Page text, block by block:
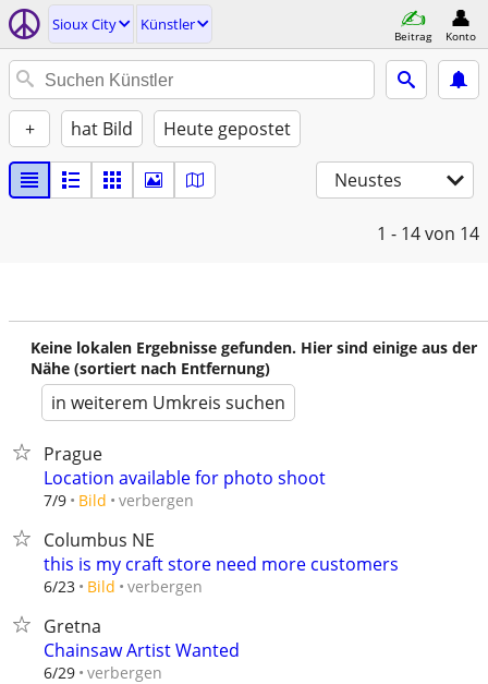
Sioux City Künstler
Beitrag Konto
+ hat Bild Heute gepostet
Neustes
1 - 14von 14
Keine lokalen Ergebnisse gefunden. Hier sind einige aus der
Nähe (sortiert nach Entfernung)
in weiterem Umkreis suchen
Prague
Location available for photo shoot
7/9 Bild verbergen
Columbus NE
this is my craft store need more customers
6/23 Bild verbergen
Gretna
Chainsaw Artist Wanted
6/29 verbergen